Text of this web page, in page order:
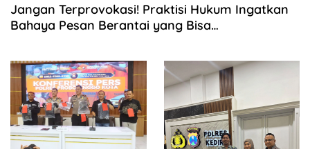
Jangan Terprovokasi! Praktisi Hukum Ingatkan
Bahaya Pesan Berantai yang Bisa